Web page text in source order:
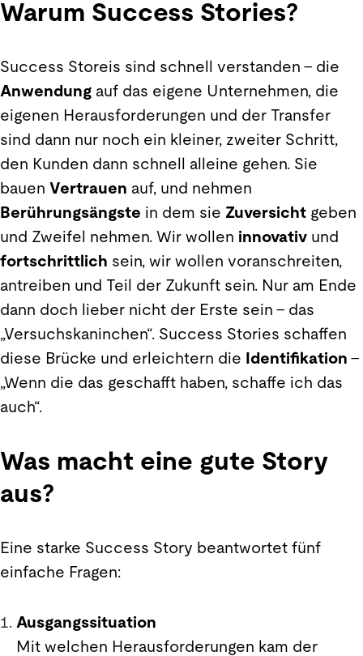
Warum Success Stories?
Success Storeis sind schnell verstanden – die
Anwendung auf das eigene Unternehmen, die
eigenen Herausforderungen und der Transfer
sind dann nur noch ein kleiner, zweiter Schritt,
den Kunden dann schnell alleine gehen. Sie
bauen Vertrauen auf, und nehmen
Berührungsängste in dem sie Zuversicht geben
und Zweifel nehmen. Wir wollen innovativ und
fortschrittlich sein, wir wollen voranschreiten,
antreiben und Teil der Zukunft sein. Nur am Ende
dann doch lieber nicht der Erste sein – das
„Versuchskaninchen“. Success Stories schaffen
diese Brücke und erleichtern die Identifikation -
„Wenn die das geschafft haben, schaffe ich das
auch“.
Was macht eine gute Story
aus?
Eine starke Success Story beantwortet fünf
einfache Fragen:
Ausgangssituation
Mit welchen Herausforderungen kam der